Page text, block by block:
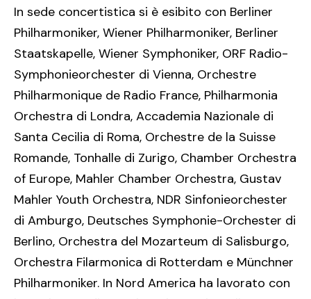
In sede concertistica si è esibito con Berliner
Philharmoniker, Wiener Philharmoniker, Berliner
Staatskapelle, Wiener Symphoniker, ORF Radio-
Symphonieorchester di Vienna, Orchestre
Philharmonique de Radio France, Philharmonia
Orchestra di Londra, Accademia Nazionale di
Santa Cecilia di Roma, Orchestre de la Suisse
Romande, Tonhalle di Zurigo, Chamber Orchestra
of Europe, Mahler Chamber Orchestra, Gustav
Mahler Youth Orchestra, NDR Sinfonieorchester
di Amburgo, Deutsches Symphonie-Orchester di
Berlino, Orchestra del Mozarteum di Salisburgo,
Orchestra Filarmonica di Rotterdam e Münchner
Philharmoniker. In Nord America ha lavorato con